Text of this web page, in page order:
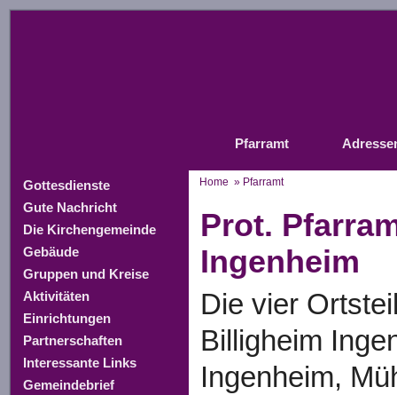
Pfarramt
Home » Pfarramt
Gottesdienste
Gute Nachricht
Die Kirchengemeinde
Gebäude
Gruppen und Kreise
Aktivitäten
Einrichtungen
Partnerschaften
Interessante Links
Gemeindebrief
Prot.
Ingenheim
Die vier
Billigheim
Ingenheim,